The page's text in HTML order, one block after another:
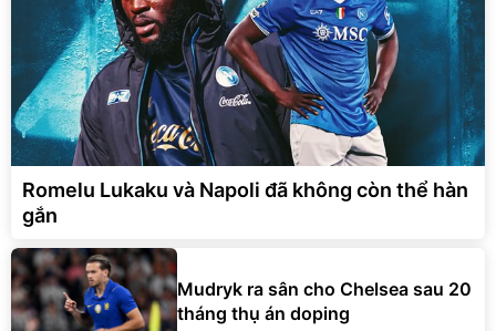
Romelu Lukaku và Napoli đã không còn thể hàn
gắn
Mudryk ra sân cho Chelsea sau 20
tháng thụ án doping